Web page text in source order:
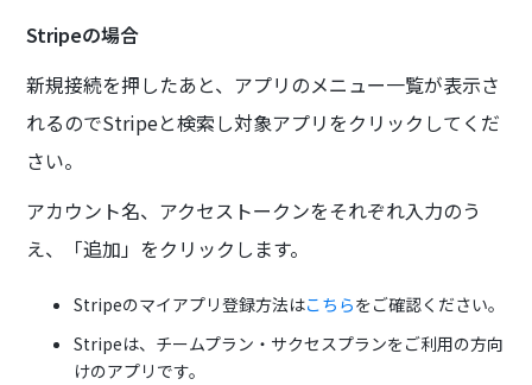
Stripeの場合
新規接続を押したあと、アプリのメニュー一覧が表示さ
れるのでStripeと検索し対象アプリをクリックしてくだ
さい。
アカウント名、アクセストークンをそれぞれ入力のう
え、「追加」をクリックします。
Stripeのマイアプリ登録方法はこちらをご確認ください。
Stripeは、チームプラン・サクセスプランをご利用の方向
けのアプリです。